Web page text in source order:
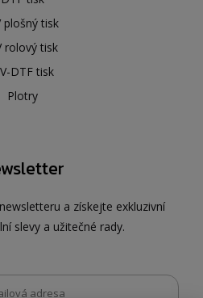
plošný tisk
rolový tisk
DTF tisk
Plotry
a získejte exkluzivní
slevy a užitečné rady.